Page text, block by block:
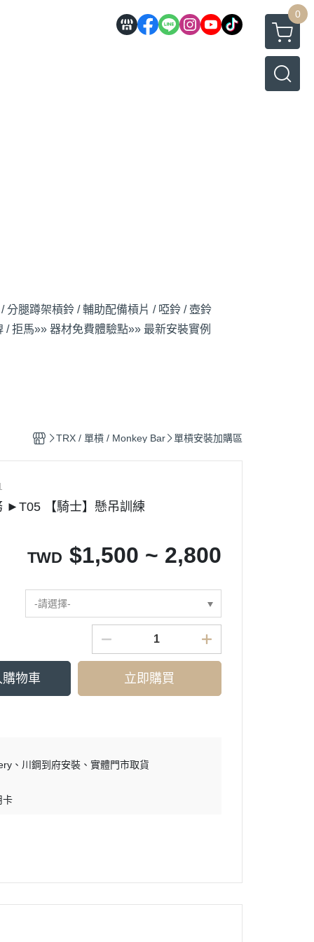
0
分腿蹲架槓鈴 / 輔助配備槓片 / 啞鈴 / 壺鈴
/ 拒馬»» 器材免費體驗點»» 最新安裝實例
TRX / 單槓 / Monkey Bar 單槓安裝加購區
►T05 【騎士】懸吊訓練
TWD $1,500 ~ 2,800
-請選擇-
物車 立即購買
川鋼到府安裝 實體門市取貨
卡